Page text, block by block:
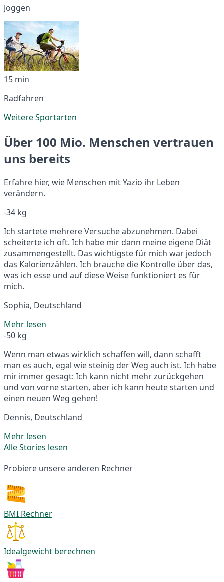
Joggen
15 min
Radfahren
Weitere Sportarten
Über 100 Mio. Menschen vertrauen
uns bereits
Erfahre hier, wie Menschen mit Yazio ihr Leben
verändern.
-34 kg
Ich startete mehrere Versuche abzunehmen. Dabei
scheiterte ich oft. Ich habe mir dann meine eigene Diät
zusammengestellt. Das wichtigste für mich war jedoch
das Kalorienzählen. Ich brauche die Kontrolle über das,
was ich esse und auf diese Weise funktioniert es für
mich.
Sophia, Deutschland
Mehr lesen
-50 kg
Wenn man etwas wirklich schaffen will, dann schafft
man es auch, egal wie steinig der Weg auch ist. Ich habe
mir immer gesagt: Ich kann nicht mehr zurückgehen
und von vorne starten, aber ich kann heute starten und
einen neuen Weg gehen!
Dennis, Deutschland
Mehr lesen
Alle Stories lesen
Probiere unsere anderen Rechner
BMI Rechner
Idealgewicht berechnen